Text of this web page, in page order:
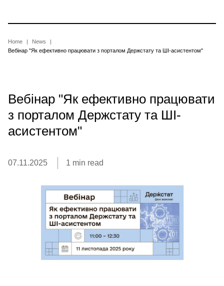
main
Breadcrumb
Home
News
Вебінар "Як ефективно працювати з порталом Держстату та ШІ-асистентом"
Вебінар "Як ефективно працювати
з порталом Держстату та ШІ-
асистентом"
07.11.2025 1 min read